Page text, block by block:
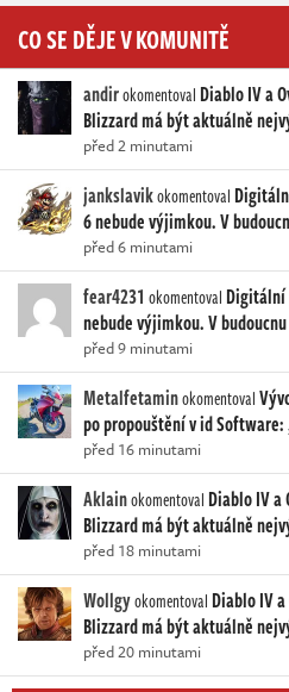
CO SE DĚJE V KOMUNITĚ
andirokomentoval Diablo IV a
Blizzard má být aktuálně
před 2 minutami
jankslavikokomentoval
6 nebude výjimkou. V
před 6 minutami
fear4231 okomentoval Digitální
nebude výjimkou. V
před 9 minutami
Metalfetaminokomentoval
po propouštění v id
před 16 minutami
Aklainokomentoval Diablo IV a
Blizzard má být aktuálně
před 18 minutami
Wollgyokomentoval Diablo IV
Blizzard má být aktuálně
před 20 minutami